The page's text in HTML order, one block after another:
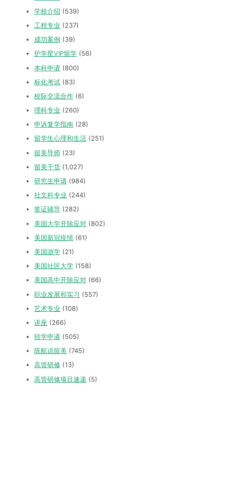
学校介绍 (539)
工程专业 (237)
成功案例 (39)
护学星VIP留学 (56)
本科申请 (800)
标化考试 (83)
校际交流合作 (6)
理科专业 (260)
申诉复学指南 (28)
留学生心理和生活 (251)
留美导师 (23)
留美干货 (1,027)
研究生申请 (984)
社文科专业 (244)
签证辅导 (282)
美国大学开除应对 (802)
美国新冠疫情 (61)
美国游学 (21)
美国社区大学 (158)
美国高中开除应对 (66)
职业发展和实习 (557)
艺术专业 (108)
讲座 (266)
转学申请 (505)
陈航说留美 (745)
高管研修 (13)
高管研修项目速递 (5)